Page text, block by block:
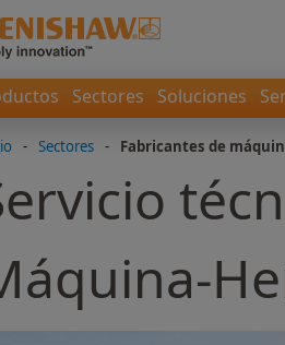
Sectores Soluciones
- Sectores - Fabricantes de